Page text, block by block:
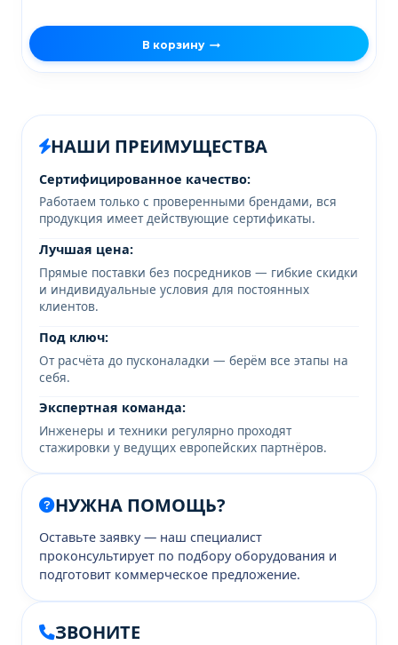
В корзину
НАШИ ПРЕИМУЩЕСТВА
Сертифицированное качество:
Работаем только с проверенными брендами, вся
продукция имеет действующие сертификаты.
Лучшая цена:
Прямые поставки без посредников — гибкие скидки
и индивидуальные условия для постоянных
клиентов.
Под ключ:
От расчёта до пусконаладки — берём все этапы на
себя.
Экспертная команда:
Инженеры и техники регулярно проходят
стажировки у ведущих европейских партнёров.
НУЖНА ПОМОЩЬ?
Оставьте заявку — наш специалист
проконсультирует по подбору оборудования и
подготовит коммерческое предложение.
ЗВОНИТЕ